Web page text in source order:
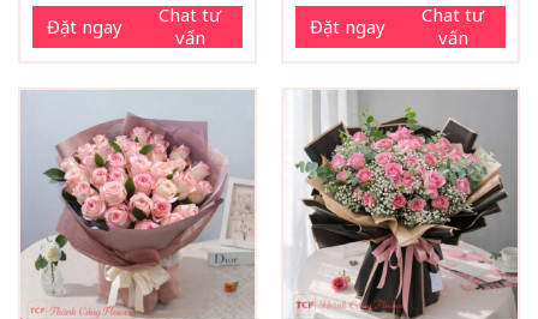
Đặt ngay
Chat tư
vấn
Đặt ngay
Chat tư
vấn